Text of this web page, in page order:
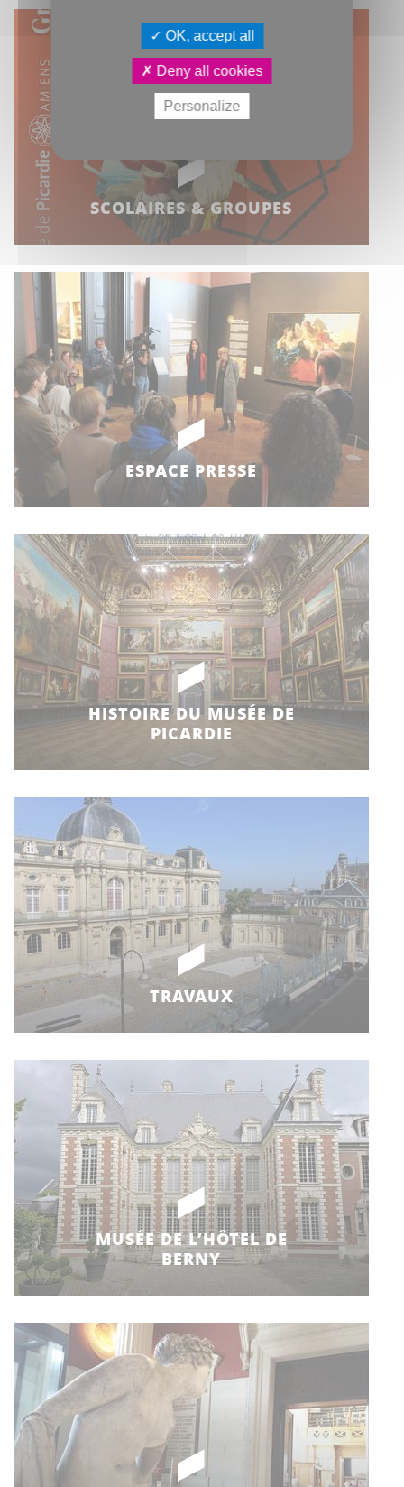
SCOLAIRES & GROUPES
ESPACE PRESSE
HISTOIRE DU MUSÉE DE
PICARDIE
TRAVAUX
MUSÉE DE L’HÔTEL DE
BERNY
OK, accept all
Deny all cookies
Personalize